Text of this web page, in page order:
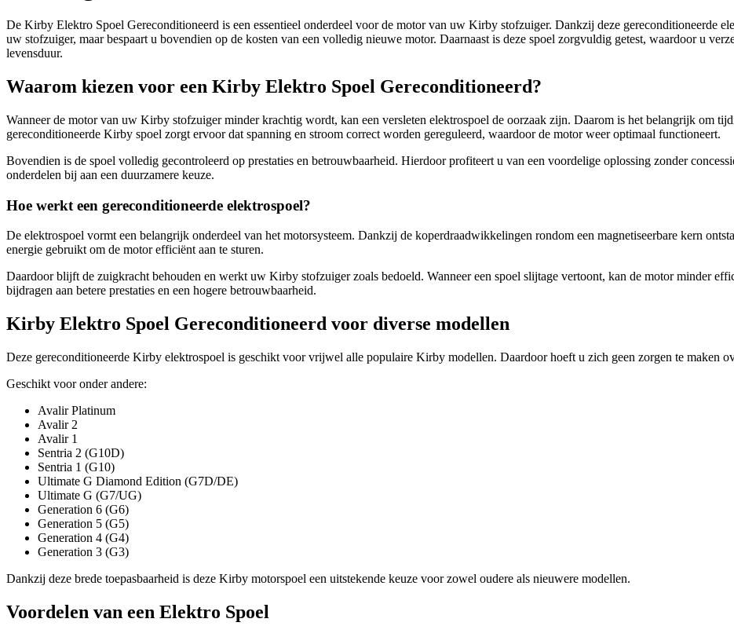
De Kirby Elektro Spoel Gereconditioneerd is een essentieel onderdeel voor de motor van uw Kirby stofzuiger. Dankzij deze gereconditioneerde
uw stofzuiger, maar bespaart u bovendien op de kosten van een volledig nieuwe motor. Daarnaast is deze spoel zorgvuldig getest, waardoor u
levensduur.
Waarom kiezen voor een Kirby Elektro Spoel Gereconditioneerd?
Wanneer de motor van uw Kirby stofzuiger minder krachtig wordt, kan een versleten elektrospoel de oorzaak zijn. Daarom is het belangrijk om
gereconditioneerde Kirby spoel zorgt ervoor dat spanning en stroom correct worden gereguleerd, waardoor de motor weer optimaal functioneert.
Bovendien is de spoel volledig gecontroleerd op prestaties en betrouwbaarheid. Hierdoor profiteert u van een voordelige oplossing zonder
onderdelen bij aan een duurzamere keuze.
Hoe werkt een gereconditioneerde elektrospoel?
De elektrospoel vormt een belangrijk onderdeel van het motorsysteem. Dankzij de koperdraadwikkelingen rondom een magnetiseerbare kern
energie gebruikt om de motor efficiënt aan te sturen.
Daardoor blijft de zuigkracht behouden en werkt uw Kirby stofzuiger zoals bedoeld. Wanneer een spoel slijtage vertoont, kan de motor minder
bijdragen aan betere prestaties en een hogere betrouwbaarheid.
Kirby Elektro Spoel Gereconditioneerd voor diverse modellen
Deze gereconditioneerde Kirby elektrospoel is geschikt voor vrijwel alle populaire Kirby modellen. Daardoor hoeft u zich geen zorgen te maken
Geschikt voor onder andere:
Avalir Platinum
Avalir 2
Avalir 1
Sentria 2 (G10D)
Sentria 1 (G10)
Ultimate G Diamond Edition (G7D/DE)
Ultimate G (G7/UG)
Generation 6 (G6)
Generation 5 (G5)
Generation 4 (G4)
Generation 3 (G3)
Dankzij deze brede toepasbaarheid is deze Kirby motorspoel een uitstekende keuze voor zowel oudere als nieuwere modellen.
Voordelen van een Elektro Spoel